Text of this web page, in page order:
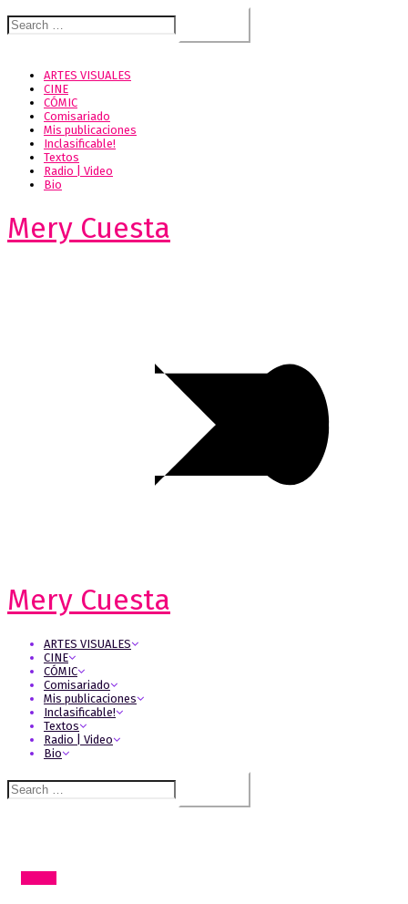
Search
for:
ARTES VISUALES
CINE
CÓMIC
Comisariado
Mis publicaciones
Inclasificable!
Textos
Radio | Video
Bio
Mery Cuesta
Mery Cuesta
ARTES VISUALES
CINE
CÓMIC
Comisariado
Mis publicaciones
Inclasificable!
Textos
Radio | Video
Bio
Search
for: